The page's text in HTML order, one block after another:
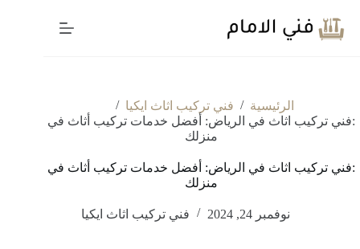
المحتوى
الرئيسية / فني تركيب اثاث ايكيا /
:فني تركيب اثاث في الرياض: أفضل خدمات تركيب أثاث في
منزلك
:فني تركيب اثاث في الرياض: أفضل خدمات تركيب أثاث في
منزلك
نوفمبر 24, 2024 فني تركيب اثاث ايكيا